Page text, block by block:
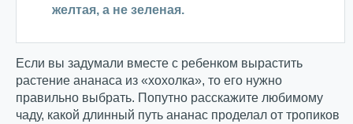
желтая, а не зеленая.
Если вы задумали вместе с ребенком вырастить
растение ананаса из «хохолка», то его нужно
правильно выбрать. Попутно расскажите любимому
чаду, какой длинный путь ананас проделал от тропиков